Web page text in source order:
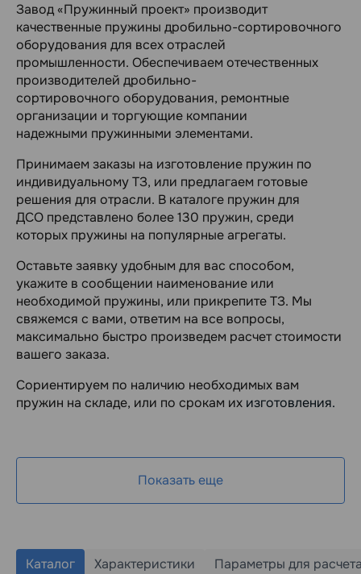
Завод «Пружинный проект» производит
качественные пружины дробильно-сортировочного
оборудования для всех отраслей
промышленности. Обеспечиваем отечественных
производителей дробильно-
сортировочного оборудования, ремонтные
организации и торгующие компании
надежными пружинными элементами.
Принимаем заказы на изготовление пружин по
индивидуальному ТЗ, или предлагаем готовые
решения для отрасли. В каталоге пружин для
ДСО представлено более 130 пружин, среди
которых пружины на популярные агрегаты.
Оставьте заявку удобным для вас способом,
укажите в сообщении наименование или
необходимой пружины, или прикрепите ТЗ. Мы
свяжемся с вами, ответим на все вопросы,
максимально быстро произведем расчет стоимости
вашего заказа.
Сориентируем по наличию необходимых вам
пружин на складе, или по срокам их изготовления.
Показать еще
Каталог Характеристики Параметры для